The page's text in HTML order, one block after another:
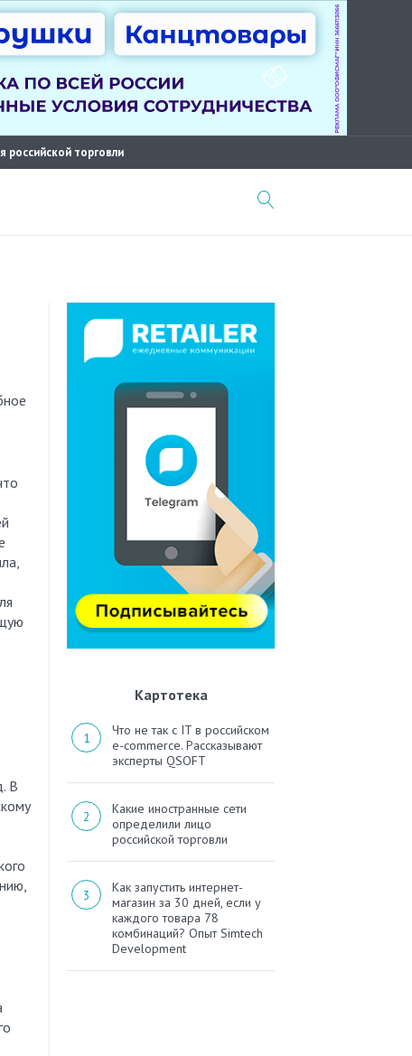
российской торговли
В
Картотека
Что не так с IT в российском
e-commerce. Рассказывают
эксперты QSOFT
Какие иностранные сети
определили лицо
российской торговли
Как запустить интернет-
магазин за 30 дней, если у
каждого товара 78
комбинаций? Опыт Simtech
Development